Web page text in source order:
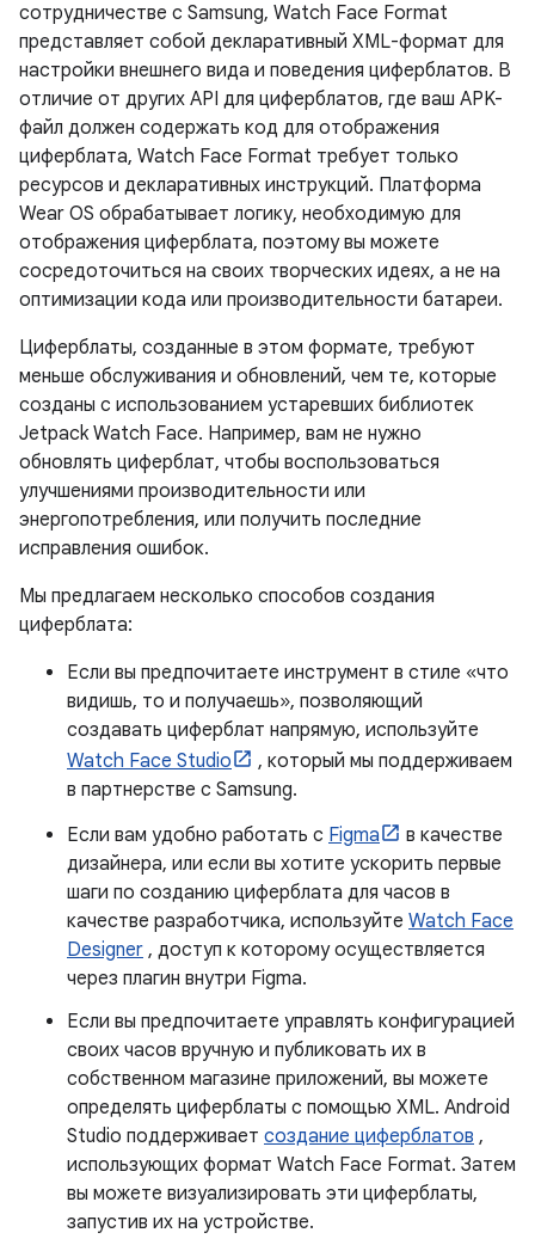
сотрудничестве с Samsung, Watch Face Format
представляет собой декларативный XML-формат для
настройки внешнего вида и поведения циферблатов. В
отличие от других API для циферблатов, где ваш APK-
файл должен содержать код для отображения
циферблата, Watch Face Format требует только
ресурсов и декларативных инструкций. Платформа
Wear OS обрабатывает логику, необходимую для
отображения циферблата, поэтому вы можете
сосредоточиться на своих творческих идеях, а не на
оптимизации кода или производительности батареи.
Циферблаты, созданные в этом формате, требуют
меньше обслуживания и обновлений, чем те, которые
созданы с использованием устаревших библиотек
Jetpack Watch Face. Например, вам не нужно
обновлять циферблат, чтобы воспользоваться
улучшениями производительности или
энергопотребления, или получить последние
исправления ошибок.
Мы предлагаем несколько способов создания
циферблата:
Если вы предпочитаете инструмент в стиле «что
видишь, то и получаешь», позволяющий
создавать циферблат напрямую, используйте
Watch Face Studio
, который мы поддерживаем
в партнерстве с Samsung.
Если вам удобно работать с Figma
в качестве
дизайнера, или если вы хотите ускорить первые
шаги по созданию циферблата для часов в
качестве разработчика, используйте Watch Face
Designer , доступ к которому осуществляется
через плагин внутри Figma.
Если вы предпочитаете управлять конфигурацией
своих часов вручную и публиковать их в
собственном магазине приложений, вы можете
определять циферблаты с помощью XML. Android
Studio поддерживает создание циферблатов ,
использующих формат Watch Face Format. Затем
вы можете визуализировать эти циферблаты,
запустив их на устройстве.